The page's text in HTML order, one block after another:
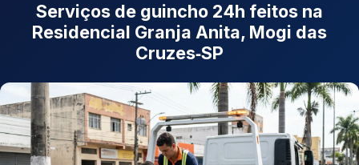
Serviços de guincho 24h feitos na
Residencial Granja Anita, Mogi das
Cruzes‑SP